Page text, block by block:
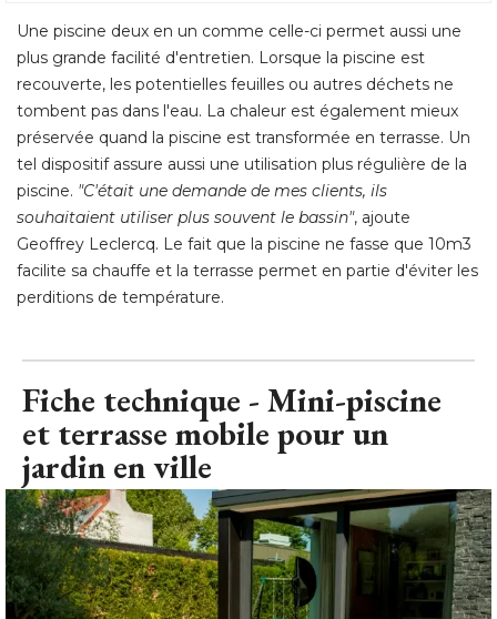
Une piscine deux en un comme celle-ci permet aussi une
plus grande facilité d'entretien. Lorsque la piscine est
recouverte, les potentielles feuilles ou autres déchets ne
tombent pas dans l'eau. La chaleur est également mieux
préservée quand la piscine est transformée en terrasse. Un
tel dispositif assure aussi une utilisation plus régulière de la
piscine. "C'était une demande de mes clients, ils
souhaitaient utiliser plus souvent le bassin", ajoute
Geoffrey Leclercq. Le fait que la piscine ne fasse que 10m3
facilite sa chauffe et la terrasse permet en partie d'éviter les
perditions de température.
Fiche technique - Mini-piscine
et terrasse mobile pour un
jardin en ville